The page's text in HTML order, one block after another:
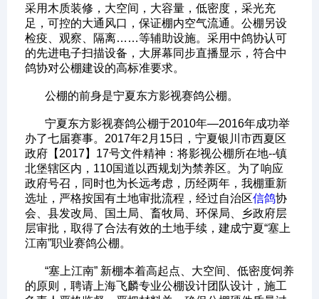
采用木质装修，大空间，大容量，低密度，采光充
足，可控的大通风口，保证棚内空气流通。公棚另设
检疫、观察、隔离……等辅助设施。采用中鸽协认可
的先进电子扫描设备，大屏幕同步直播显示，符合中
鸽协对公棚建设的高标准要求。
公棚的前身是宁夏东方影视赛鸽公棚。
宁夏东方影视赛鸽公棚于2010年—2016年成功举
办了七届赛事。2017年2月15日，宁夏银川市西夏区
政府【2017】17号文件精神：将影视公棚所在地--镇
北堡辖区内，110国道以西规划为禁养区。为了响应
政府号召，同时也为长远考虑，历经两年，我棚重新
选址，严格按国有土地审批流程，经过自治区信鸽协
会、县发改局、国土局、畜牧局、环保局、乡政府层
层审批，取得了合法有效的土地手续，建成宁夏“塞上
江南”职业赛鸽公棚。
“塞上江南” 新棚本着高起点、大空间、低密度饲养
的原则，聘请上海飞麟专业公棚设计团队设计，施工